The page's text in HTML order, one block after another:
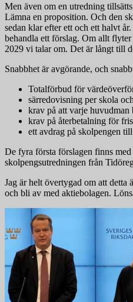
Men även om en utredning
Lämna en proposition. Och den
sedan klar efter ett och ett halvt
behandla ett förslag. Om allt
2029 vi talar om. Det är långt till
Snabbhet är avgörande, och
Totalförbud för
särredovisning per skola
krav på att varje huvudman
krav på återbetalning för
ett avdrag på skolpengen
De fyra första förslagen finns
skolpengsutredningen från
Jag är helt övertygad om att detta
och bli av med aktiebolagen.